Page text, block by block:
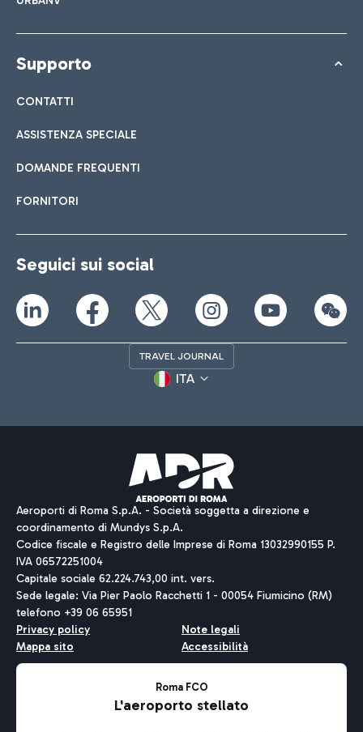
Supporto
CONTATTI
ASSISTENZA SPECIALE
DOMANDE FREQUENTI
FORNITORI
Seguici sui social
TRAVEL JOURNAL
ITA
Aeroporti di Roma S.p.A. - Società soggetta a direzione e
coordinamento di Mundys S.p.A.
Codice fiscale e Registro delle Imprese di Roma 13032990155 P.
IVA 06572251004
Capitale sociale 62.224.743,00 int. vers.
Sede legale: Via Pier Paolo Racchetti 1 - 00054 Fiumicino (RM)
telefono +39 06 65951
Privacy policy
Note legali
Mappa sito
Accessibilità
Roma FCO
L'aeroporto stellato